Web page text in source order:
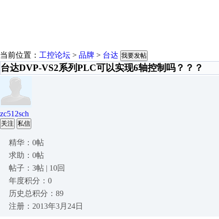
当前位置： 工控论坛 > 品牌 > 台达 我要发帖
台达DVP-VS2系列PLC可以实现6轴控制吗？？？
zc512sch
关注 私信
精华：0帖
求助：0帖
帖子：3帖 | 10回
年度积分：0
历史总积分：89
注册：2013年3月24日